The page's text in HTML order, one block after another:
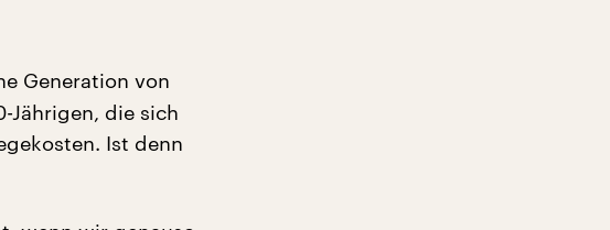
Generation von
Jährigen, die sich
Ist denn